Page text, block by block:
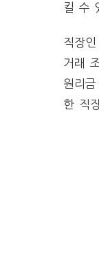
킬 수
직장
거래
원리
한 직